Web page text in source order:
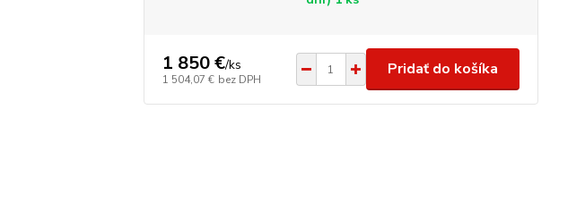
1 850 €/ks
1 504,07 € bez DPH
Pridať do košíka